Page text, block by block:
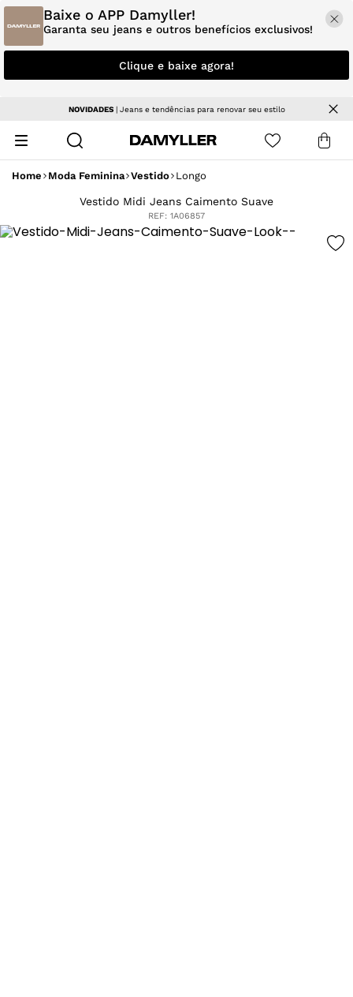
Baixe o APP Damyller!
Garanta seu jeans e outros benefícios exclusivos!
Clique e baixe agora!
Parcele em até 5x sem juros
Home Moda Feminina Vestido Longo
Vestido Midi Jeans Caimento Suave
REF: 1A06857